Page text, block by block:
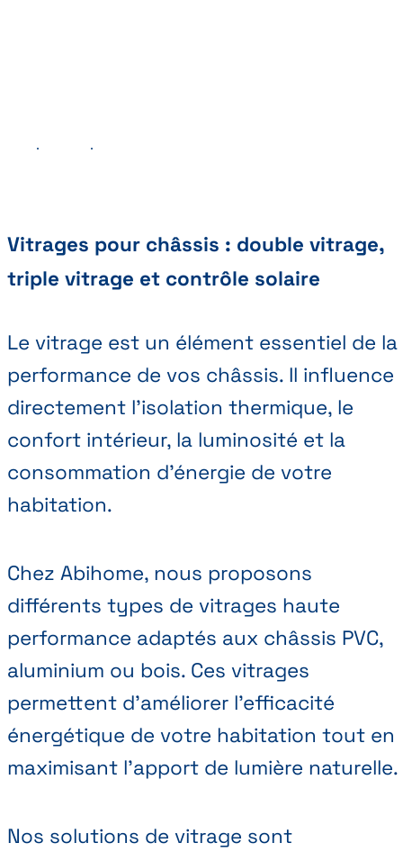
Vitrages pour châssis : double vitrage,
triple vitrage et contrôle solaire
Le vitrage est un élément essentiel de la
performance de vos châssis. Il influence
directement l’isolation thermique, le
confort intérieur, la luminosité et la
consommation d’énergie de votre
habitation.
Chez Abihome, nous proposons
différents types de vitrages haute
performance adaptés aux châssis PVC,
aluminium ou bois. Ces vitrages
permettent d’améliorer l’efficacité
énergétique de votre habitation tout en
maximisant l’apport de lumière naturelle.
Nos solutions de vitrage sont